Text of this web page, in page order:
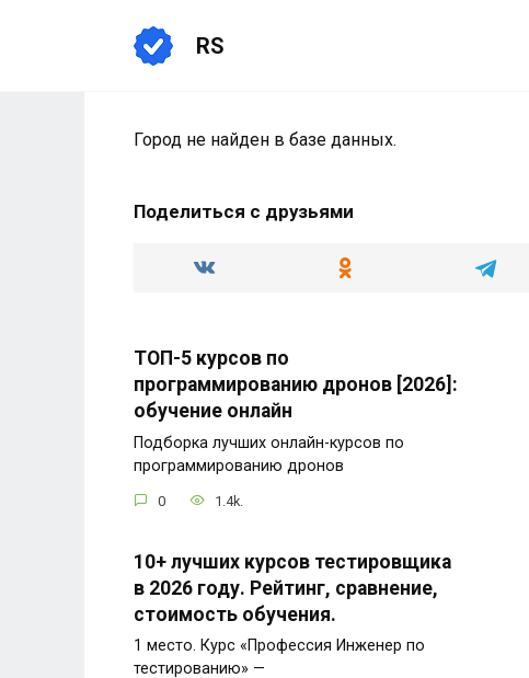
RS
Город не найден в базе данных.
Поделиться с друзьями
ТОП-5 курсов по
программированию дронов [2026]:
обучение онлайн
Подборка лучших онлайн-курсов по
программированию дронов
0 1.4k.
10+ лучших курсов тестировщика
в 2026 году. Рейтинг, сравнение,
стоимость обучения.
1 место. Курс «Профессия Инженер по
тестированию» —